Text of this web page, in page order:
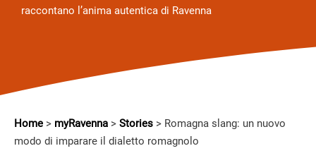
raccontano l’anima autentica di Ravenna
Home > myRavenna > Stories > Romagna slang: un nuovo
modo di imparare il dialetto romagnolo